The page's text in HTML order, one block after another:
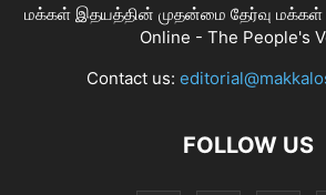
மக்கள் இதயத்தின் முதன்மை தேர்வு மக்கள்
Online - The People's
Contact us:
FOLLOW US